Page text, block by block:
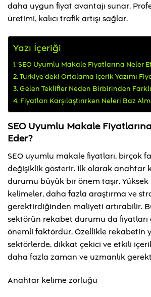
daha uygun fiyat avantajı sunar.
üretimi, kalıcı trafik artışı sağlar.
Yazı İçeriği
SEO Uyumlu Makale Fiyatlarına Neler
Türkiye’deki Ortalama İçerik Yazımı
Gelen Teklifler Neden Birbirinden
Fiyatları Karşılaştırırken Neleri Baz
SEO Uyumlu Makale
Eder?
SEO uyumlu makale fiyatları, birçok
değişiklik gösterir. İlk olarak anahtar
durumu büyük bir önem taşır.
kelimeler, daha fazla araştırma ve
gerektirdiğinden maliyeti artırabilir.
sektörün rekabet durumu da
önemli faktördür. Özellikle rekabetin
sektörlerde, dikkat çekici ve etkili
daha fazla zaman ve uzmanlık
Anahtar kelime zorluğu